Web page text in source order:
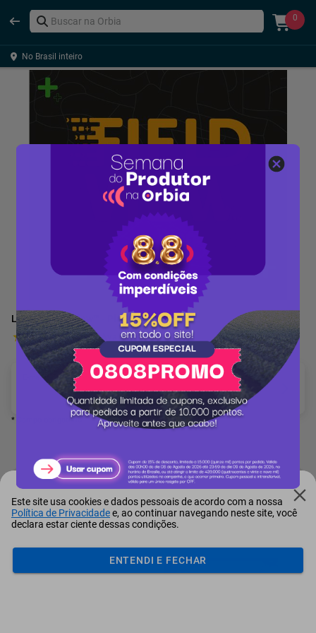
0
No Brasil inteiro
Licença FieldView™ - Plano Plus
14 Avaliações
E-mail cadastrado no site da Climate FieldView: *
* Campo obrigatório
Adicionar ao carrinho
Mais Resgatados
Este site usa cookies e dados pessoais de acordo com a nossa
Política de Privacidadee, ao continuar navegando neste site, você
declara estar ciente dessas condições.
ENTENDI E FECHAR